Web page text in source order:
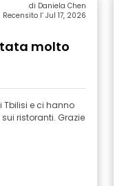
di Daniela Chen
Recensito l’ Jul 17, 2026
molto
Tbilisi e ci hanno
ristoranti. Grazie